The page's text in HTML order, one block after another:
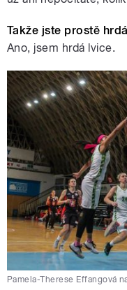
Takže jste prostě
Ano, jsem hrdá lvice.
Pamela-Therese Effangová